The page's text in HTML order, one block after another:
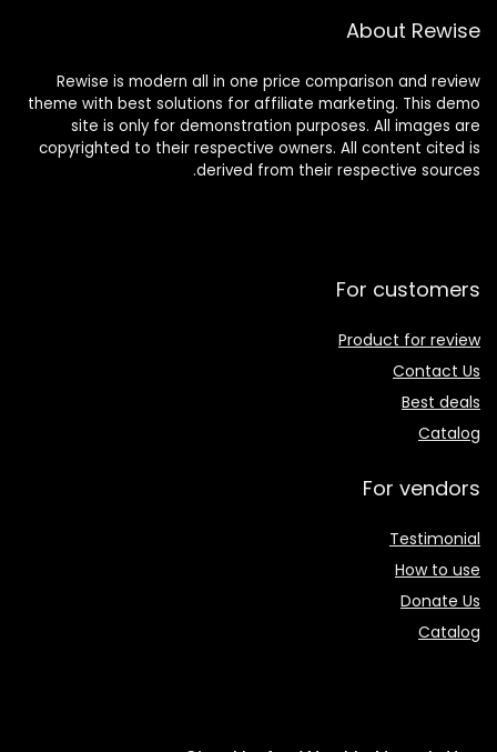
About Rewise
Rewise is modern all in one price comparison and review
theme with best solutions for affiliate marketing. This demo
site is only for demonstration purposes. All images are
copyrighted to their respective owners. All content cited is
derived from their respective sources.
For customers
Product for review
Contact Us
Best deals
Catalog
For vendors
Testimonial
How to use
Donate Us
Catalog